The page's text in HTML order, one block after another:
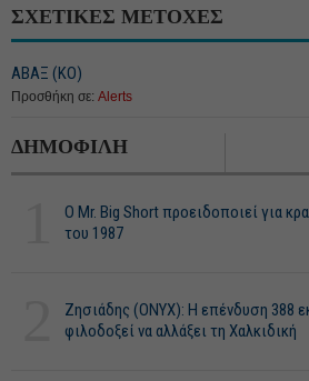
ΣΧΕΤΙΚΕΣ ΜΕΤΟΧΕΣ
ΑΒΑΞ (ΚΟ)
Προσθήκη σε: Alerts
ΔΗΜΟΦΙΛΗ
O Mr. Big Short προειδοποιεί για
του 1987
Ζησιάδης (ONYX): Η επένδυση 388
φιλοδοξεί να αλλάξει τη Χαλκιδική